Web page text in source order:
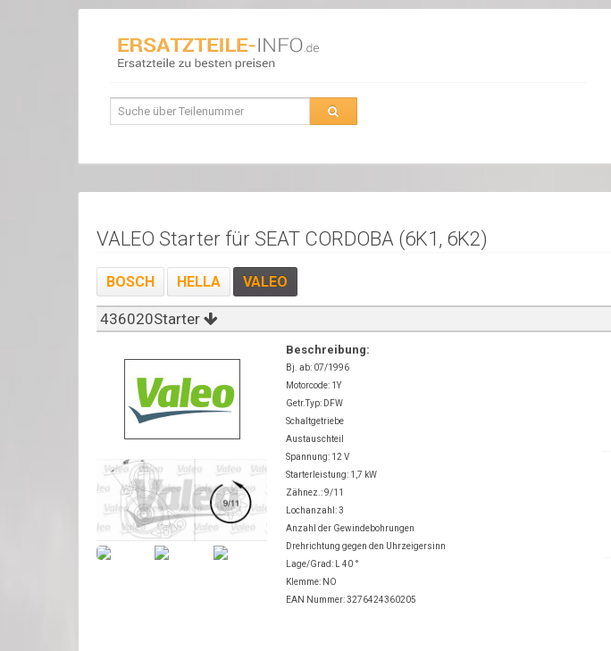
VALEO Starter für SEAT CORDOBA (6K1, 6K2)
BOSCH HELLA VALEO
436020Starter
Beschreibung:
Bj. ab: 07/1996
Motorcode: 1Y
Getr.Typ: DFW
Schaltgetriebe
Austauschteil
Spannung: 12 V
Starterleistung: 1,7 kW
Zähnez.: 9/11
Lochanzahl: 3
Anzahl der Gewindebohrungen
Drehrichtung gegen den Uhrzeigersinn
Lage/Grad: L 40 °
Klemme: NO
EAN Nummer: 3276424360205